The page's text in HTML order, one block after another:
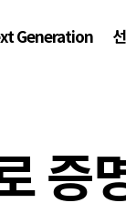
Generation
증